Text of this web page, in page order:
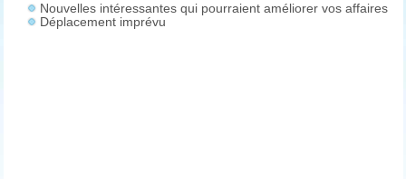
Nouvelles intéressantes qui pourraient améliorer vos affaires
Déplacement imprévu